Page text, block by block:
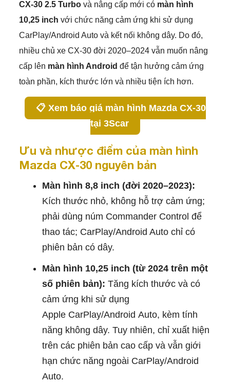
CX‑30 2.5 Turbo và nâng cấp mới có màn hình
10,25 inch với chức năng cảm ứng khi sử dụng
CarPlay/Android Auto và kết nối không dây. Do đó,
nhiều chủ xe CX‑30 đời 2020–2024 vẫn muốn nâng
cấp lên màn hình Android để tận hưởng cảm ứng
toàn phần, kích thước lớn và nhiều tiện ích hơn.
📋 Xem báo giá màn hình Mazda CX‑30
tại 3Scar
Ưu và nhược điểm của màn hình
Mazda CX‑30 nguyên bản
Màn hình 8,8 inch (đời 2020–2023):
Kích thước nhỏ, không hỗ trợ cảm ứng;
phải dùng núm Commander Control để
thao tác; CarPlay/Android Auto chỉ có
phiên bản có dây.
Màn hình 10,25 inch (từ 2024 trên một
số phiên bản): Tăng kích thước và có
cảm ứng khi sử dụng
Apple CarPlay/Android Auto, kèm tính
năng không dây. Tuy nhiên, chỉ xuất hiện
trên các phiên bản cao cấp và vẫn giới
hạn chức năng ngoài CarPlay/Android
Auto.